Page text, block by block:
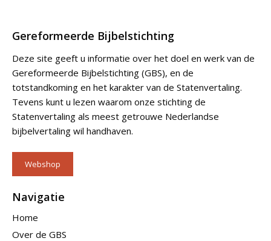
Gereformeerde Bijbelstichting
Deze site geeft u informatie over het doel en werk van de
Gereformeerde Bijbelstichting (GBS), en de
totstandkoming en het karakter van de Statenvertaling.
Tevens kunt u lezen waarom onze stichting de
Statenvertaling als meest getrouwe Nederlandse
bijbelvertaling wil handhaven.
Webshop
Navigatie
Home
Over de GBS